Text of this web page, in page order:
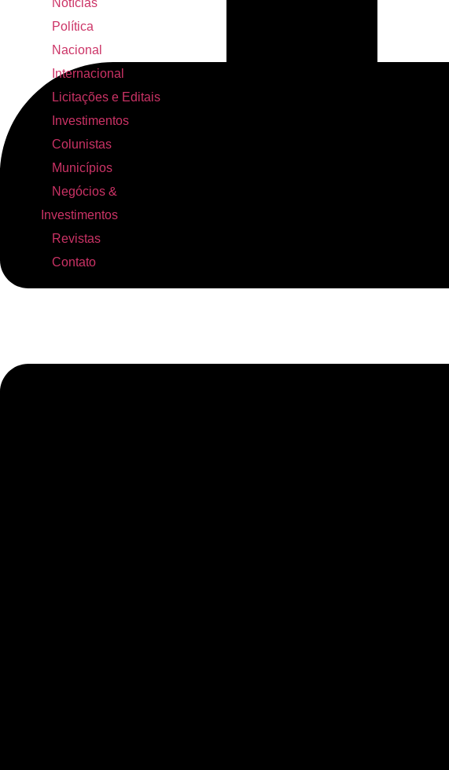
Notícias
Política
Nacional
Internacional
Licitações e Editais
Investimentos
Colunistas
Municípios
Negócios &
Investimentos
Revistas
Contato